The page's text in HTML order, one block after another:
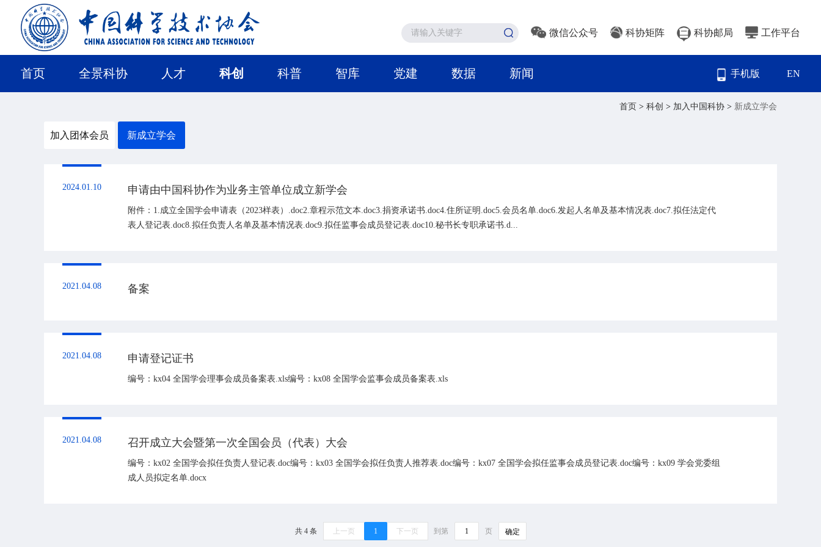
微信公众号 科协矩阵 科协邮局 工作平台
手机版 EN
首页 全景科协 人才 科创 科普 智库 党建 数据 新闻
首页 > 科创 > 加入中国科协 > 新成立学会
加入团体会员 新成立学会
2024.01.10 申请由中国科协作为业务主管单位成立新学会
附件：1.成立全国学会申请表（2023样表）.doc2.章程示范文本.doc3.捐资承诺书.doc4.住所证明.doc5.会员名单.doc6.发起人名单及基本情况表.doc7.拟任法定代
表人登记表.doc8.拟任负责人名单及基本情况表.doc9.拟任监事会成员登记表.doc10.秘书长专职承诺书.d...
2021.04.08 备案
2021.04.08 申请登记证书
编号：kx04 全国学会理事会成员备案表.xls编号：kx08 全国学会监事会成员备案表.xls
2021.04.08 召开成立大会暨第一次全国会员（代表）大会
编号：kx02 全国学会拟任负责人登记表.doc编号：kx03 全国学会拟任负责人推荐表.doc编号：kx07 全国学会拟任监事会成员登记表.doc编号：kx09 学会党委组
成人员拟定名单.docx
共 4 条 上一页 1 下一页 到第 页 确定